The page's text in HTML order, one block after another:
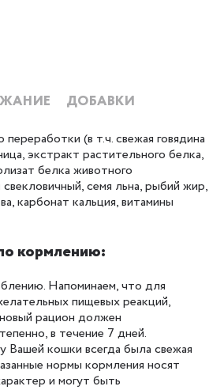
ДОБАВКИ
(в т.ч. свежая говядина
экстракт растительного белка,
белка животного
семя льна, рыбий жир,
карбонат кальция, витамины
кормлению:
Напоминаем, что для
пищевых реакций,
рацион должен
в течение 7 дней.
кошки всегда была свежая
нормы кормления носят
и могут быть